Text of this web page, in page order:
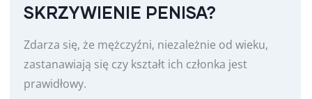
SKRZYWIENIE PENISA?
Zdarza się, że mężczyźni, niezależnie od wieku,
zastanawiają się czy kształt ich członka jest
prawidłowy.